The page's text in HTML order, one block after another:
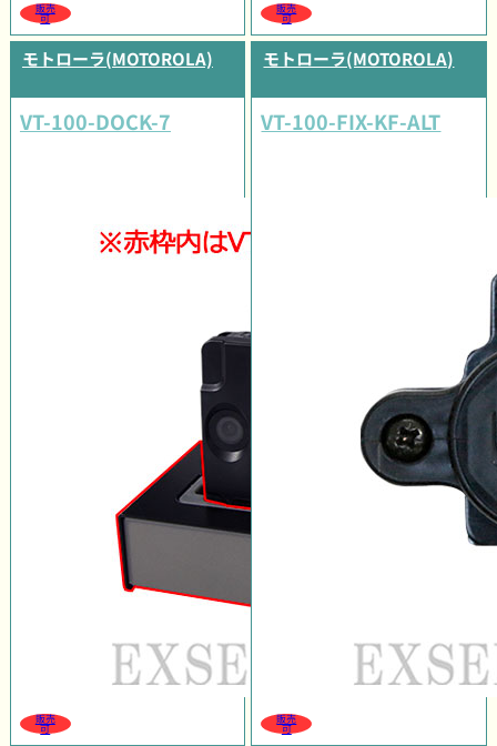
販売
可
販売
可
モトローラ(MOTOROLA)
VT-100-DOCK-7
販売
可
モトローラ(MOTOROLA)
VT-100-FIX-KF-ALT
販売
可